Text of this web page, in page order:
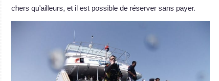
chers qu’ailleurs, et il est possible de réserver sans payer.